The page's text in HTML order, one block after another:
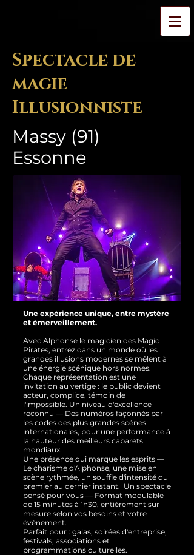
Spectacle de
magie
Illusionniste
Massy (91)
Essonne
Une expérience unique, entre mystère
et émerveillement.
Avec Alphonse le magicien des Magic
Pirates, entrez dans un monde où les
grandes illusions modernes se mêlent à
une énergie scénique hors normes.
Chaque représentation est une
invitation au vertige : le public devient
acteur, complice, témoin de
l'impossible. Un niveau d'excellence
reconnu — Des numéros façonnés par
les codes des plus grandes scènes
internationales, pour une performance à
la hauteur des meilleurs cabarets
mondiaux.
Une présence qui marque les esprits —
Le charisme d'Alphonse, une mise en
scène rythmée, un souffle d'intensité du
premier au dernier instant. Un spectacle
pensé pour vous — Format modulable
de 15 minutes à 1h30, entièrement sur
mesure selon vos besoins et votre
événement.
Parfait pour : galas, soirées d'entreprise,
festivals, associations et
programmations culturelles.